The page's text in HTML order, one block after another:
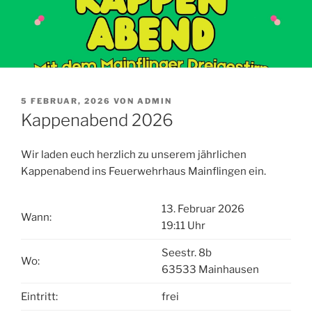
VERÖFFENTLICHT
AM
5 FEBRUAR, 2026 VON ADMIN
Kappenabend 2026
Wir laden euch herzlich zu unserem jährlichen
Kappenabend ins Feuerwehrhaus Mainflingen ein.
Wann:
13. Februar 2026
19:11 Uhr
Wo:
Seestr. 8b
63533 Mainhausen
Eintritt: frei